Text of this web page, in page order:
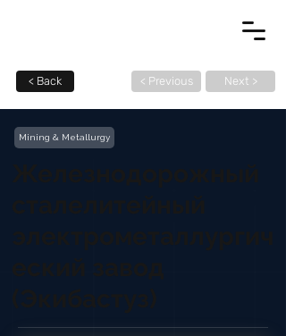
< Back < Previous Next >
Mining & Metallurgy